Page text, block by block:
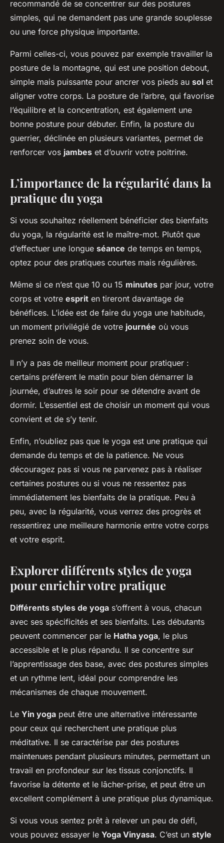
recommandé de se concentrer sur des postures
simples, qui ne demandent pas une grande souplesse
ou une force physique importante.
Parmi celles-ci, vous pouvez par exemple travailler la
posture de la montagne, qui est une position debout,
simple mais puissante pour ancrer vos pieds au sol et
aligner votre corps. La posture de l’arbre, qui favorise
l’équilibre et la concentration, est également une
bonne posture pour débuter. Enfin, la posture du
guerrier, déclinée en plusieurs variantes, permet de
renforcer vos jambes et d’ouvrir votre poitrine.
L’importance de la régularité dans la
pratique du yoga
Si vous souhaitez réellement bénéficier des bienfaits
du yoga, la régularité est le maître-mot. Plutôt que
d’effectuer une longue séance de temps en temps,
optez pour des pratiques courtes mais régulières.
Même si ce n’est que 10 ou 15 minutes par jour, votre
corps et votre esprit en tireront davantage de
bénéfices. L’idée est de faire du yoga une habitude,
un moment privilégié de votre journée où vous
prenez soin de vous.
Il n’y a pas de meilleur moment pour pratiquer :
certains préfèrent le matin pour bien démarrer la
journée, d’autres le soir pour se détendre avant de
dormir. L’essentiel est de choisir un moment qui vous
convient et de s’y tenir.
Enfin, n’oubliez pas que le yoga est une pratique qui
demande du temps et de la patience. Ne vous
découragez pas si vous ne parvenez pas à réaliser
certaines postures ou si vous ne ressentez pas
immédiatement les bienfaits de la pratique. Peu à
peu, avec la régularité, vous verrez des progrès et
ressentirez une meilleure harmonie entre votre corps
et votre esprit.
Explorer différents styles de yoga
pour enrichir votre pratique
Différents styles de yoga s’offrent à vous, chacun
avec ses spécificités et ses bienfaits. Les débutants
peuvent commencer par le Hatha yoga, le plus
accessible et le plus répandu. Il se concentre sur
l’apprentissage des base, avec des postures simples
et un rythme lent, idéal pour comprendre les
mécanismes de chaque mouvement.
Le Yin yoga peut être une alternative intéressante
pour ceux qui recherchent une pratique plus
méditative. Il se caractérise par des postures
maintenues pendant plusieurs minutes, permettant un
travail en profondeur sur les tissus conjonctifs. Il
favorise la détente et le lâcher-prise, et peut être un
excellent complément à une pratique plus dynamique.
Si vous vous sentez prêt à relever un peu de défi,
vous pouvez essayer le Yoga Vinyasa. C’est un style